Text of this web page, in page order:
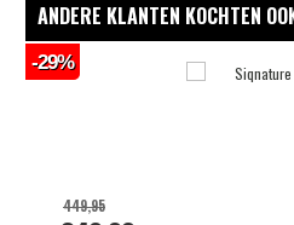
ANDERE KLANTEN KOCHTEN
449,95
-29%